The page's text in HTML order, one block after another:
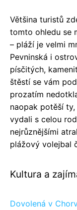
Většina turistů
tomto ohledu se
– pláží je velmi
Pevninská i
písčitých,
štěstí se vám
prozatím
naopak potěší
vydali s celou
nejrůznějšími
plážový volejbal
Kultura a
Dovolená v